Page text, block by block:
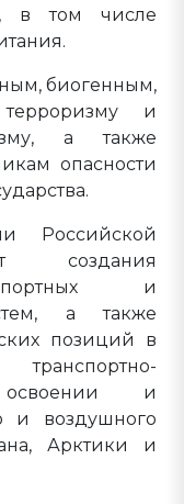
в том числе
биогенным,
терроризму и
а также
опасности
Российской
создания
и
а также
позиций в
освоении и
и воздушного
Арктики и